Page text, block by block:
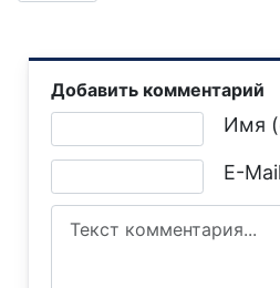
Добавить комментарий
Имя
E-
Текст комментария